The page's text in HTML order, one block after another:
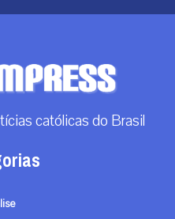
católicas do Brasil